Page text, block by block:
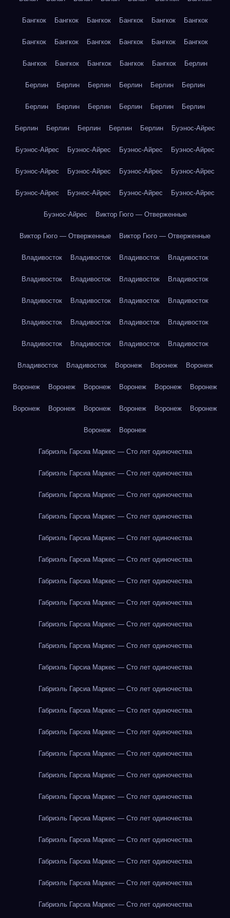
Бангкок Бангкок Бангкок Бангкок Бангкок Бангкок
Бангкок Бангкок Бангкок Бангкок Бангкок Бангкок
Бангкок Бангкок Бангкок Бангкок Бангкок Берлин
Берлин Берлин Берлин Берлин Берлин Берлин
Берлин Берлин Берлин Берлин Берлин Берлин
Берлин Берлин Берлин Берлин Берлин Буэнос-Айрес
Буэнос-Айрес Буэнос-Айрес Буэнос-Айрес Буэнос-Айрес
Буэнос-Айрес Буэнос-Айрес Буэнос-Айрес Буэнос-Айрес
Буэнос-Айрес Буэнос-Айрес Буэнос-Айрес Буэнос-Айрес
Буэнос-Айрес Виктор Гюго — Отверженные
Виктор Гюго — Отверженные Виктор Гюго — Отверженные
Владивосток Владивосток Владивосток Владивосток
Владивосток Владивосток Владивосток Владивосток
Владивосток Владивосток Владивосток Владивосток
Владивосток Владивосток Владивосток Владивосток
Владивосток Владивосток Владивосток Владивосток
Владивосток Владивосток Воронеж Воронеж Воронеж
Воронеж Воронеж Воронеж Воронеж Воронеж Воронеж
Воронеж Воронеж Воронеж Воронеж Воронеж Воронеж
Воронеж Воронеж
Габриэль Гарсиа Маркес — Сто лет одиночества
Габриэль Гарсиа Маркес — Сто лет одиночества
Габриэль Гарсиа Маркес — Сто лет одиночества
Габриэль Гарсиа Маркес — Сто лет одиночества
Габриэль Гарсиа Маркес — Сто лет одиночества
Габриэль Гарсиа Маркес — Сто лет одиночества
Габриэль Гарсиа Маркес — Сто лет одиночества
Габриэль Гарсиа Маркес — Сто лет одиночества
Габриэль Гарсиа Маркес — Сто лет одиночества
Габриэль Гарсиа Маркес — Сто лет одиночества
Габриэль Гарсиа Маркес — Сто лет одиночества
Габриэль Гарсиа Маркес — Сто лет одиночества
Габриэль Гарсиа Маркес — Сто лет одиночества
Габриэль Гарсиа Маркес — Сто лет одиночества
Габриэль Гарсиа Маркес — Сто лет одиночества
Габриэль Гарсиа Маркес — Сто лет одиночества
Габриэль Гарсиа Маркес — Сто лет одиночества
Габриэль Гарсиа Маркес — Сто лет одиночества
Габриэль Гарсиа Маркес — Сто лет одиночества
Габриэль Гарсиа Маркес — Сто лет одиночества
Габриэль Гарсиа Маркес — Сто лет одиночества
Габриэль Гарсиа Маркес — Сто лет одиночества